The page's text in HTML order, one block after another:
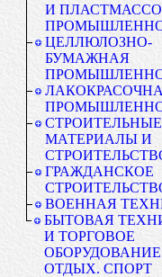
И
ЦЕЛЛЮЛОЗНО-
БУМАЖНАЯ
СТРОИТЕЛЬНЫЕ
МАТЕРИАЛЫ И
ГРАЖДАНСКОЕ
ВОЕННАЯ
БЫТОВАЯ
И ТОРГОВОЕ
ОТДЫХ. СПОРТ